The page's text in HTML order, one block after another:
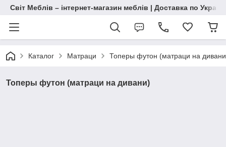
Світ Меблів – інтернет-магазин меблів | Доставка по
Каталог Матраци Топеры футон (матраци на
Топеры футон (матраци на дивани)